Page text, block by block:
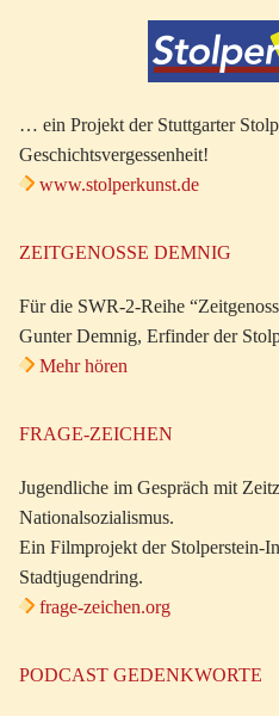
… ein Projekt der Stuttgarter
Geschichtsvergessenheit!
www.stolperkunst.de
ZEITGENOSSE DEMNIG
Für die SWR-2-Reihe
Gunter Demnig, Erfinder der
Mehr hören
FRAGE-ZEICHEN
Jugendliche im Gespräch mit
Nationalsozialismus.
Ein Filmprojekt der Stolperstein-
Stadtjugendring.
frage-zeichen.org
PODCAST GEDENKWORTE